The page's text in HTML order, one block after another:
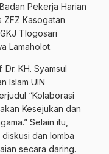
Pekerja Harian
ZFZ Kasogatan
Tlogosari
Lamaholot.
KH. Syamsul
Islam UIN
“Kolaborasi
Kesejukan dan
Selain itu,
dan lomba
secara daring.